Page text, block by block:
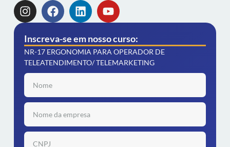
Inscreva-se em nosso curso:
NR-17 ERGONOMIA PARA OPERADOR DE
TELEATENDIMENTO/ TELEMARKETING